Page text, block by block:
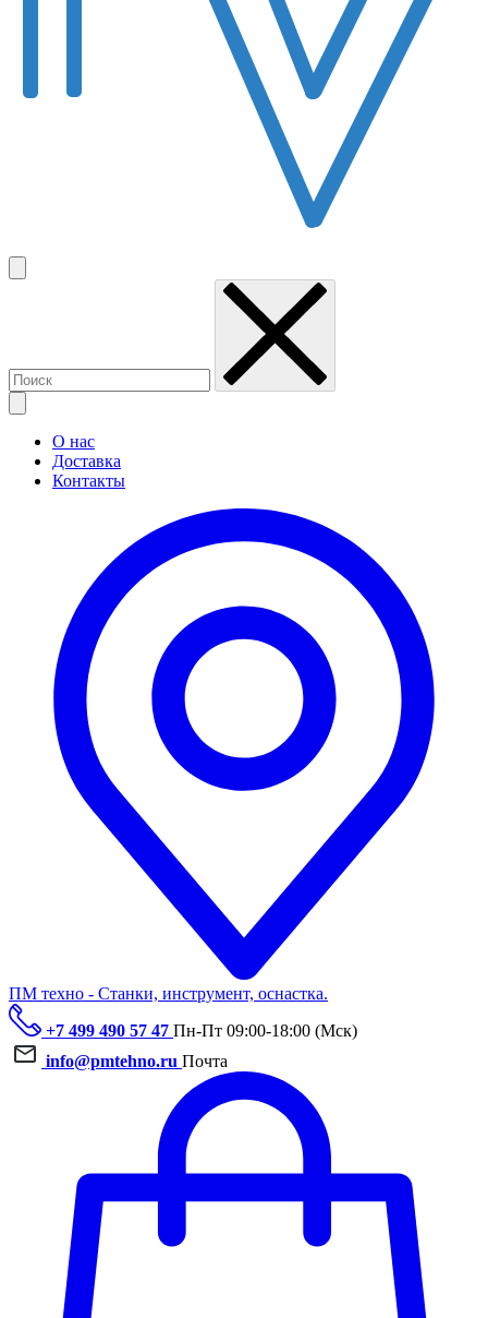
О нас
Доставка
Контакты
ПМ техно - Станки, инструмент, оснастка.
+7 499 490 57 47 Пн-Пт 09:00-18:00 (Мск)
info@pmtehno.ru Почта